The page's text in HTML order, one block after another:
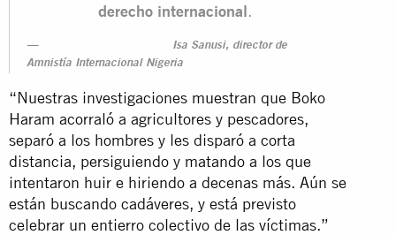
derecho internacional.
Isa Sanusi, director de
Amnistía Internacional Nigeria
“Nuestras investigaciones muestran que Boko
Haram acorraló a agricultores y pescadores,
separó a los hombres y les disparó a corta
distancia, persiguiendo y matando a los que
intentaron huir e hiriendo a decenas más. Aún se
están buscando cadáveres, y está previsto
celebrar un entierro colectivo de las víctimas.”